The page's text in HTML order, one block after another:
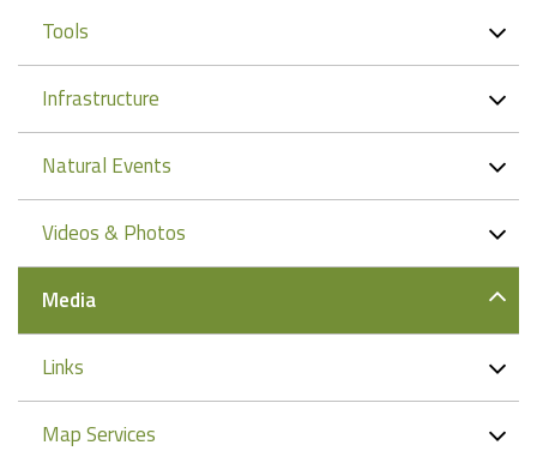
Tools
Infrastructure
Natural Events
Videos & Photos
Media
Links
Map Services